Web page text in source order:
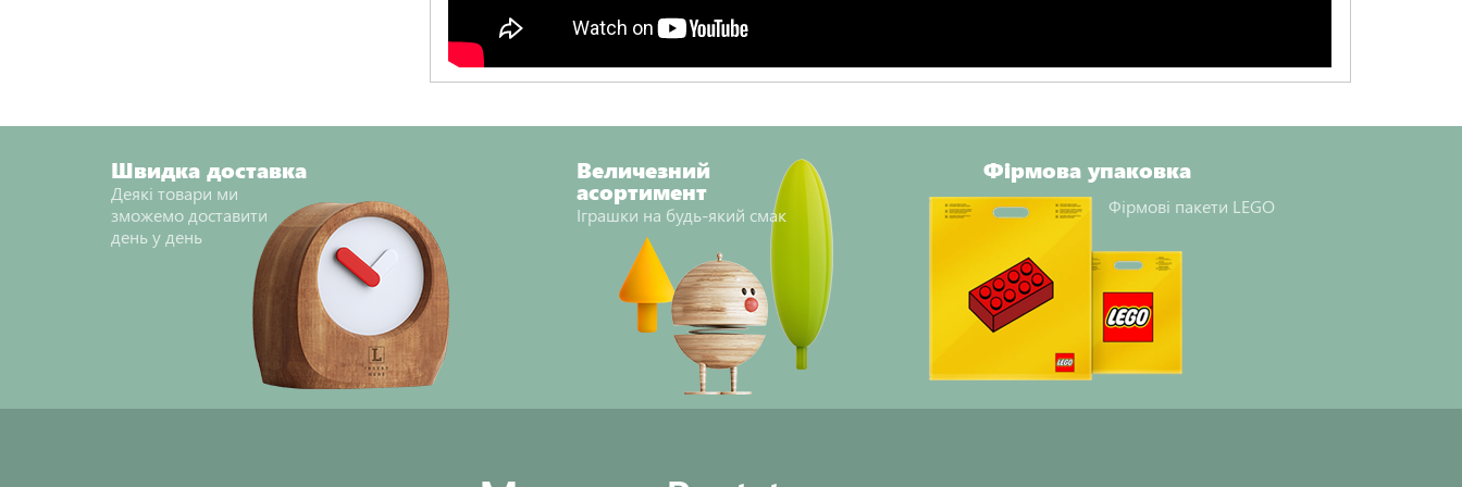
Швидка доставка
Деякі товари ми
зможемо доставити
день у день
Величезний
асортимент
Іграшки на будь-який смак
Фірмова упаковка
Фірмові пакети LEGO